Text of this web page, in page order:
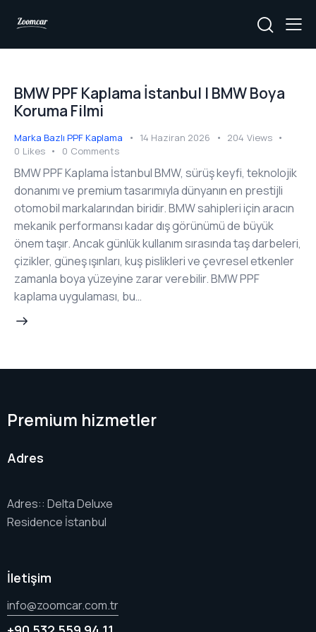
BMW PPF Kaplama İstanbul | BMW Boya
Koruma Filmi
Marka Bazlı PPF Kaplama 14 Haziran 2026 204 Views
0 Likes 0 Comments
BMW PPF Kaplama İstanbul BMW, sürüş keyfi, teknolojik
donanımı ve premium tasarımıyla dünyanın en prestijli
otomobil markalarından biridir. BMW sahipleri için aracın
mekanik performansı kadar dış görünümü de büyük
önem taşır. Ancak günlük kullanım sırasında taş darbeleri,
çizikler, güneş ışınları, kuş pislikleri ve çevresel etkenler
zamanla boya yüzeyine zarar verebilir. BMW PPF
kaplama uygulaması, bu…
Premium hizmetler
Adres
Adres:: Delta Deluxe
Residence İstanbul
İletişim
info@zoomcar.com.tr